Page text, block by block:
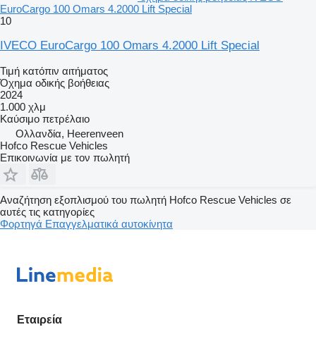
EuroCargo 100 Omars 4.2000 Lift Special
10
IVECO EuroCargo 100 Omars 4.2000 Lift Special
Τιμή κατόπιν αιτήματος
Όχημα οδικής βοήθειας
2024
1.000 χλμ
Καύσιμο πετρέλαιο
Ολλανδία, Heerenveen
Hofco Rescue Vehicles
Επικοινωνία με τον πωλητή
Αναζήτηση εξοπλισμού του πωλητή Hofco Rescue Vehicles σε
αυτές τις κατηγορίες
Φορτηγά Επαγγελματικά αυτοκίνητα
Εταιρεία